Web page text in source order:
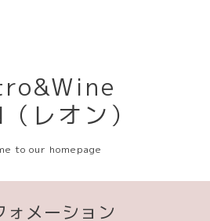
レオン）
to our homepage
ォメーション